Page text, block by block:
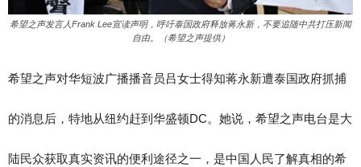
希望之声发言人Frank Lee宣读声明，呼吁泰国政府释放蒋永新，不要追随中共打压新闻
自由。（希望之声提供）
希望之声对华短波广播播音员吕女士得知蒋永新遭泰国政府抓捕
的消息后，特地从纽约赶到华盛顿DC。她说，希望之声电台是大
陆民众获取真实资讯的便利途径之一，是中国人民了解真相的希